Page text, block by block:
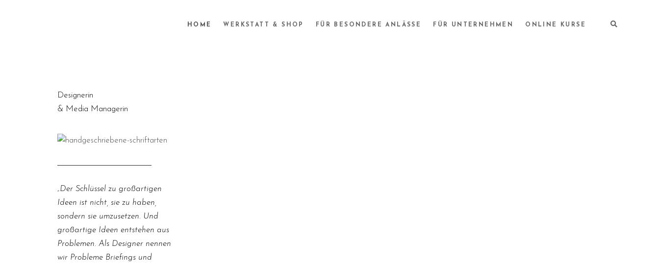
HOME WERKSTATT & SHOP FÜR BESONDERE ANLÄSSE FÜR UNTERNEHMEN ONLINE KURSE
Designerin
& Media Managerin
„Der Schlüssel zu großartigen
Ideen ist nicht, sie zu haben,
sondern sie umzusetzen. Und
großartige Ideen entstehen aus
Problemen. Als Designer nennen
wir Probleme Briefings und